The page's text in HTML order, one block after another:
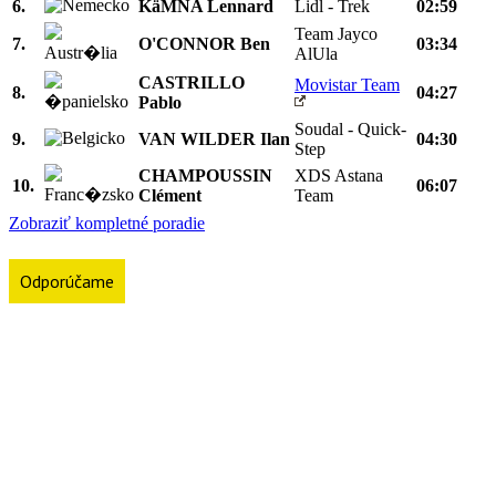
6. KäMNA Lennard Lidl - Trek
02:59
7.
O'CONNOR Ben
Team Jayco
AlUla
03:34
8.
CASTRILLO
Pablo
Movistar Team 04:27
9. VAN WILDER Ilan
Soudal - Quick-
Step
04:30
10.
CHAMPOUSSIN
Clément
XDS Astana
Team
06:07
Zobraziť kompletné poradie
Odporúčame